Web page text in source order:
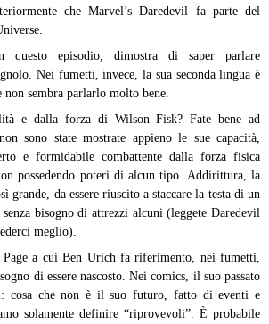
che Marvel’s Daredevil fa parte del
questo episodio, dimostra di saper parlare
Nei fumetti, invece, la sua seconda lingua è
non sembra parlarlo molto bene.
e dalla forza di Wilson Fisk? Fate bene ad
sono state mostrate appieno le sue capacità,
e formidabile combattente dalla forza fisica
possedendo poteri di alcun tipo. Addirittura, la
grande, da essere riuscito a staccare la testa di un
bisogno di attrezzi alcuni (leggete Daredevil
meglio).
a cui Ben Urich fa riferimento, nei fumetti,
di essere nascosto. Nei comics, il suo passato
cosa che non è il suo futuro, fatto di eventi e
solamente definire “riprovevoli”. È probabile